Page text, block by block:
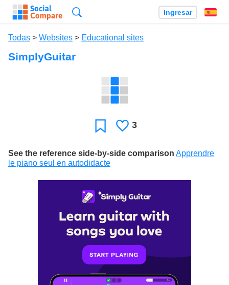
Ingresar
Todas > Websites > Educational sites
SimplyGuitar
Favoritos
Le
3
See the reference side-by-side comparison Apprendre
le piano seul en autodidacte